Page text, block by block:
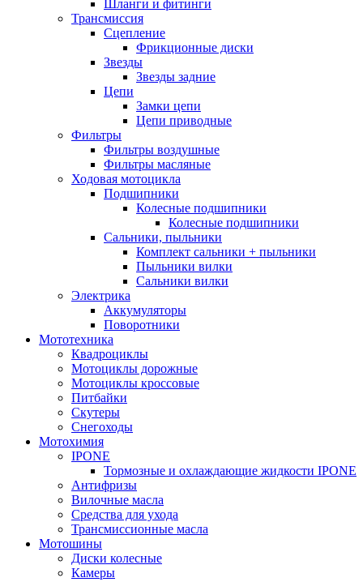
Шланги и фитинги
Трансмиссия
Cцепление
Фрикционные диски
Звезды
Звезды задние
Цепи
Замки цепи
Цепи приводные
Фильтры
Фильтры воздушные
Фильтры масляные
Ходовая мотоцикла
Подшипники
Колесные подшипники
Колесные подшипники
Сальники, пыльники
Комплект сальники + пыльники
Пыльники вилки
Сальники вилки
Электрика
Аккумуляторы
Поворотники
Мототехника
Квадроциклы
Мотоциклы дорожные
Мотоциклы кроссовые
Питбайки
Скутеры
Снегоходы
Мотохимия
IPONE
Тормозные и охлаждающие жидкости IPONE
Антифризы
Вилочные масла
Средства для ухода
Трансмиссионные масла
Мотошины
Диски колесные
Камеры